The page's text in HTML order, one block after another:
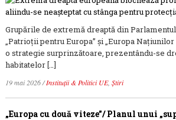
Grupările de extremă dreaptă din
„Patrioții pentru Europa” și „Europa Națiunilor
o strategie surprinzătoare, prezentându-se
habitatelor […]
19 mai 2026/Instituții & Politici UE, Știri
„Europa cu două viteze”/ Planul unui